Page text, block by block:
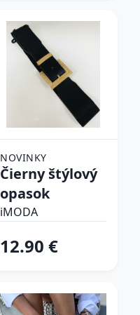
NOVINKY
Čierny štýlový
opasok
iMODA
12.90 €